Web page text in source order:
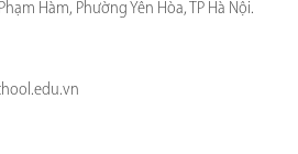
Hàm, Phường Yên Hòa, TP Hà Nội.